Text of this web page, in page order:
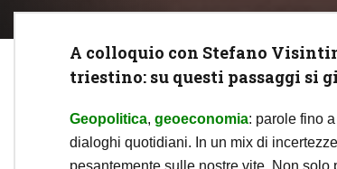
A colloquio con Stefano
triestino: su questi passaggi si
Geopolitica, geoeconomia: parole fino
dialoghi quotidiani. In un mix di
pesantemente sulle nostre vite. Non solo